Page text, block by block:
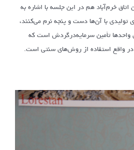
خرم‌آباد هم در این جلسه با اشاره به
با آن‌ها دست و پنجه نرم می‌کنند،
تأمین سرمایه‌درگردش است که
در واقع استفاده از روش‌های سنتی است.